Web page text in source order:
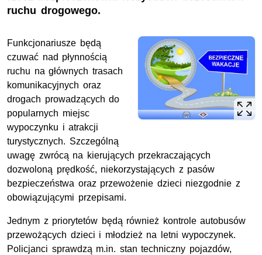
ruchu drogowego.
Funkcjonariusze będą
czuwać nad płynnością
ruchu na głównych trasach
komunikacyjnych oraz
drogach prowadzących do
popularnych miejsc
wypoczynku i atrakcji
turystycznych. Szczególną
uwagę zwrócą na kierujących przekraczających
dozwoloną prędkość, niekorzystających z pasów
bezpieczeństwa oraz przewożenie dzieci niezgodnie z
obowiązującymi przepisami.
Jednym z priorytetów będą również kontrole autobusów
przewożących dzieci i młodzież na letni wypoczynek.
Policjanci sprawdzą m.in. stan techniczny pojazdów,